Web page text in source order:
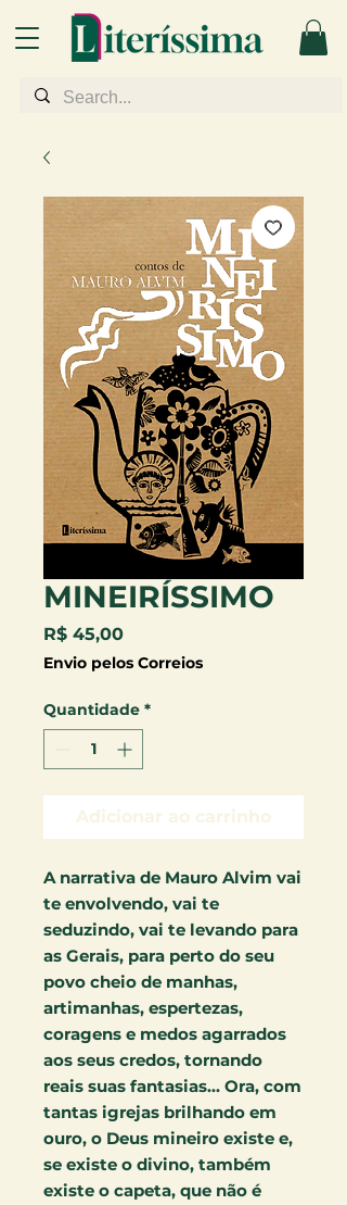
MINEIRÍSSIMO
R$ 45,00Preço
Envio pelos Correios
Quantidade *
Adicionar ao carrinho
A narrativa de Mauro Alvim vai
te envolvendo, vai te
seduzindo, vai te levando para
as Gerais, para perto do seu
povo cheio de manhas,
artimanhas, espertezas,
coragens e medos agarrados
aos seus credos, tornando
reais suas fantasias... Ora, com
tantas igrejas brilhando em
ouro, o Deus mineiro existe e,
se existe o divino, também
existe o capeta, que não é